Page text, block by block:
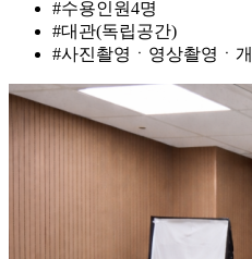
#수용인원4명
#대관(독립공간)
#사진촬영ㆍ영상촬영ㆍ